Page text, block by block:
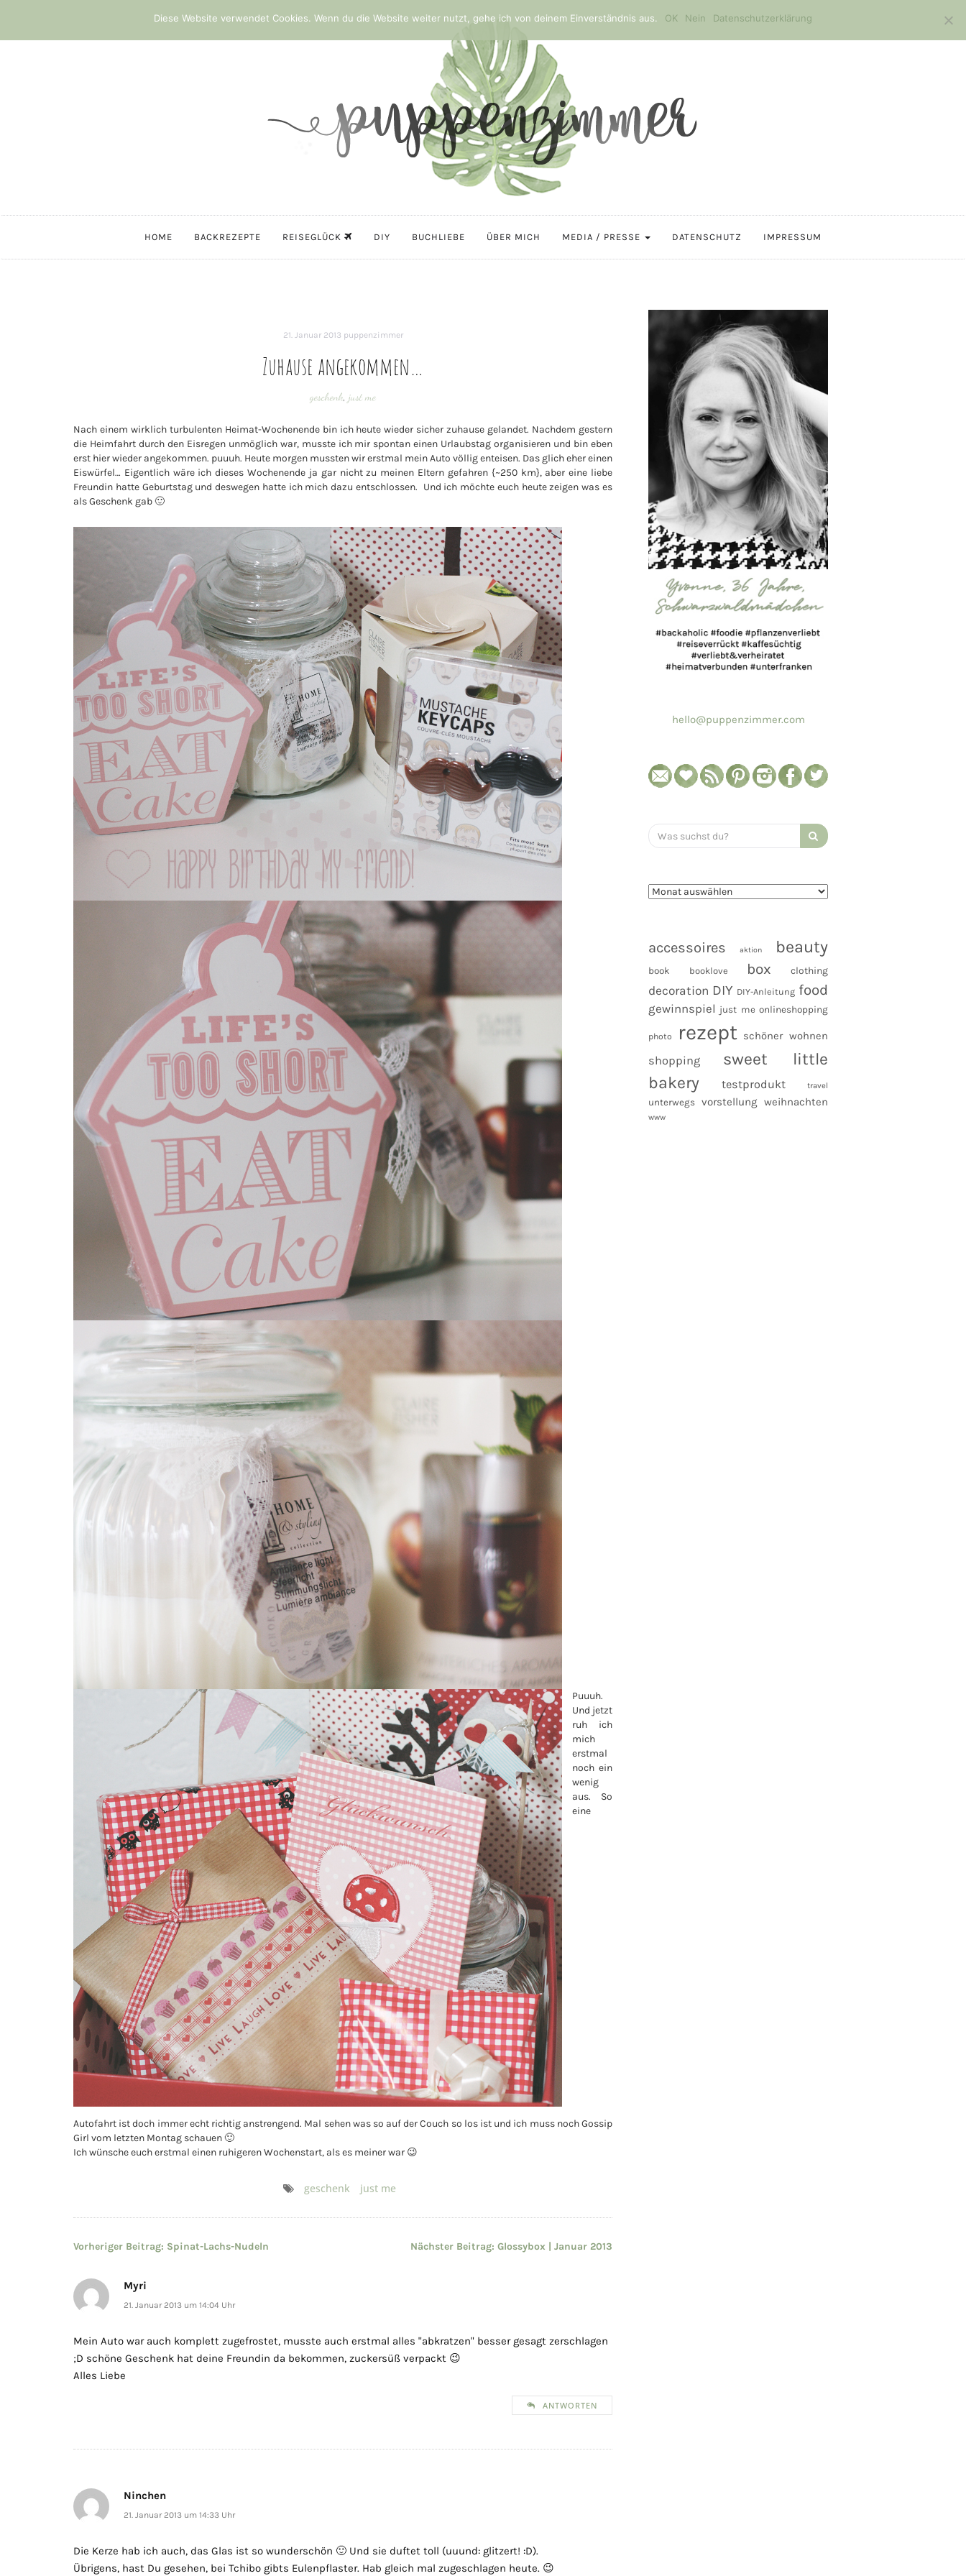
HOME BACKREZEPTE REISEGLÜCK DIY BUCHLIEBE ÜBER MICH MEDIA / PRESSE DATENSCHUTZ IMPRESSUM
21. Januar 2013 puppenzimmer
Zuhause angekommen…
geschenk, just me
Nach einem wirklich turbulenten Heimat-Wochenende bin ich heute wieder sicher zuhause gelandet. Nachdem gestern
die Heimfahrt durch den Eisregen unmöglich war, musste ich mir spontan einen Urlaubstag organisieren und bin eben
erst hier wieder angekommen. puuuh. Heute morgen mussten wir erstmal mein Auto völlig enteisen. Das glich eher einen
Eiswürfel… Eigentlich wäre ich dieses Wochenende ja gar nicht zu meinen Eltern gefahren {~250 km}, aber eine liebe
Freundin hatte Geburtstag und deswegen hatte ich mich dazu entschlossen. Und ich möchte euch heute zeigen was es
als Geschenk gab 🙂
Puuuh.
Und jetzt
ruh ich
mich
erstmal
noch ein
wenig
aus. So
eine
Autofahrt ist doch immer echt richtig anstrengend. Mal sehen was so auf der Couch so los ist und ich muss noch Gossip
Girl vom letzten Montag schauen 🙂
Ich wünsche euch erstmal einen ruhigeren Wochenstart, als es meiner war 😉
geschenk just me
Beitragsnavigation
Vorheriger Beitrag: Spinat-Lachs-Nudeln Nächster Beitrag: Glossybox | Januar 2013
Myri
21. Januar 2013 um 14:04 Uhr
Mein Auto war auch komplett zugefrostet, musste auch erstmal alles "abkratzen" besser gesagt zerschlagen
;D schöne Geschenk hat deine Freundin da bekommen, zuckersüß verpackt 😉
Alles Liebe
ANTWORTEN
Ninchen
21. Januar 2013 um 14:33 Uhr
Die Kerze hab ich auch, das Glas ist so wunderschön 🙂 Und sie duftet toll (uuund: glitzert! :D).
Übrigens, hast Du gesehen, bei Tchibo gibts Eulenpflaster. Hab gleich mal zugeschlagen heute. 😉
hello@puppenzimmer.com
Search
for:
accessoires aktion beauty
book booklove box clothing
decoration DIY DIY-Anleitung food
gewinnspiel just me onlineshopping
photo rezept schöner wohnen
shopping
sweet little
bakery
testprodukt travel
unterwegs vorstellung weihnachten
www
Diese Website verwendet Cookies. Wenn du die Website weiter nutzt, gehe ich von deinem Einverständnis aus. OK Nein Datenschutzerklärung